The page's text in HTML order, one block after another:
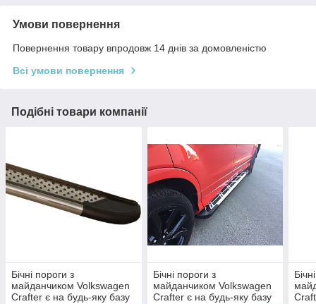
Умови повернення
Повернення товару впродовж 14 днів за домовленістю
Всі умови повернення
Подібні товари компанії
Бічні пороги з
майданчиком Volkswagen
Crafter є на будь-яку базу
Бічні пороги з
майданчиком Volkswagen
Crafter є на будь-яку базу